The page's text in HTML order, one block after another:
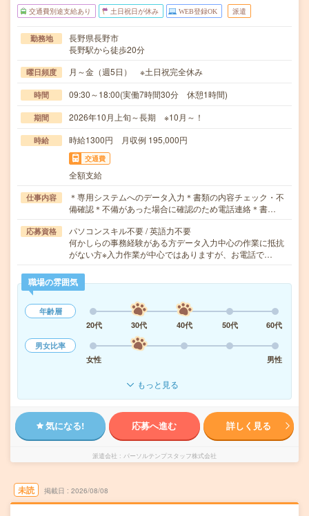
交通費別途支給あり 土日祝日が休み WEB登録OK 派遣
勤務地
長野県長野市
長野駅から徒歩20分
曜日頻度 月～金（週5日） ※土日祝完全休み
時間 09:30～18:00(実働7時間30分 休憩1時間)
期間 2026年10月上旬～長期 ※10月～！
時給 時給1300円 月収例 195,000円
交通費
全額支給
仕事内容
＊専用システムへのデータ入力＊書類の内容チェック・不
備確認＊不備があった場合に確認のため電話連絡＊書…
応募資格
パソコンスキル不要 / 英語力不要
何かしらの事務経験がある方データ入力中心の作業に抵抗
がない方※入力作業が中心ではありますが、お電話で…
職場の雰囲気
年齢層
20代
30代 40代 50代
60代
男女比率
女性
男性
もっと見る
気になる! 応募へ進む 詳しく見る
派遣会社 パーソルテンプスタッフ株式会社
未読 掲載日 2026/08/08